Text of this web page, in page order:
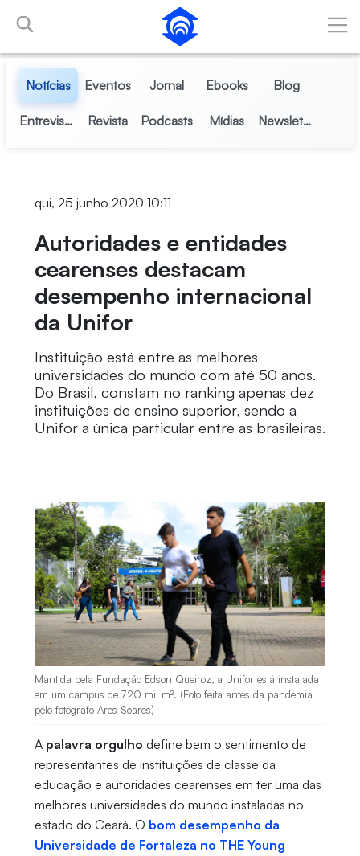
Pular para o Conteúdo principal
Notícias Eventos Jornal Ebooks Blog
Entrevistas Revista Podcasts Mídias Newsletter
qui, 25 junho 2020 10:11
Autoridades e entidades
cearenses destacam
desempenho internacional
da Unifor
Instituição está entre as melhores
universidades do mundo com até 50 anos.
Do Brasil, constam no ranking apenas dez
instituições de ensino superior, sendo a
Unifor a única particular entre as brasileiras.
Mantida pela Fundação Edson Queiroz, a Unifor está instalada
em um campus de 720 mil m². (Foto feita antes da pandemia
pelo fotógrafo Ares Soares)
A palavra orgulho define bem o sentimento de
representantes de instituições de classe da
educação e autoridades cearenses em ter uma das
melhores universidades do mundo instaladas no
estado do Ceará. O bom desempenho da
Universidade de Fortaleza no THE Young